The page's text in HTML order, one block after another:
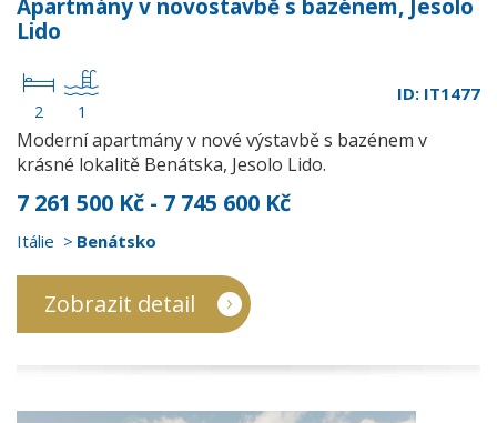
Apartmány v novostavbě s bazénem, Jesolo
Lido
2 1
ID: IT1477
Moderní apartmány v nové výstavbě s bazénem v
krásné lokalitě Benátska, Jesolo Lido.
7 261 500 Kč - 7 745 600 Kč
Itálie Benátsko
Zobrazit detail